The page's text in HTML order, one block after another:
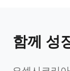
함께 성